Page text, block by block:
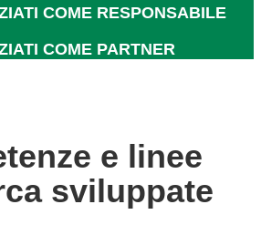
COME RESPONSABILE
COME PARTNER
e linee
sviluppate